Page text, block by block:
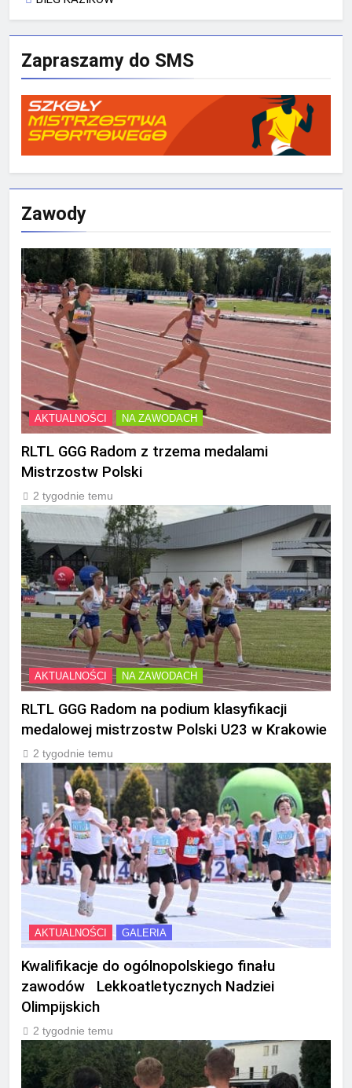
Zapraszamy do SMS
Zawody
AKTUALNOŚCI NA ZAWODACH
RLTL GGG Radom z trzema medalami
Mistrzostw Polski
2 tygodnie temu
AKTUALNOŚCI NA ZAWODACH
RLTL GGG Radom na podium klasyfikacji
medalowej mistrzostw Polski U23 w Krakowie
2 tygodnie temu
AKTUALNOŚCI GALERIA
Kwalifikacje do ogólnopolskiego finału
zawodów Lekkoatletycznych Nadziei
Olimpijskich
2 tygodnie temu